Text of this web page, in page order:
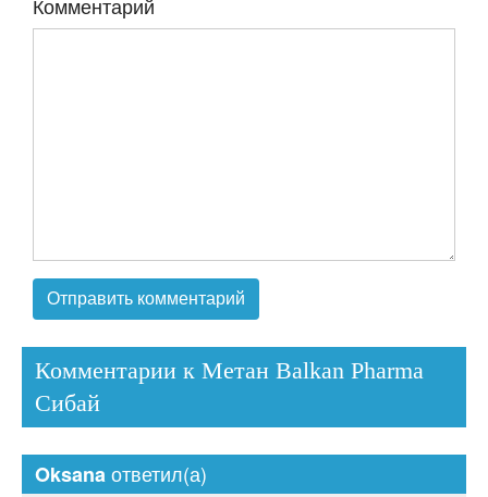
Комментарии к Метан Balkan Pharma
Сибай
Oksanaответил(а)